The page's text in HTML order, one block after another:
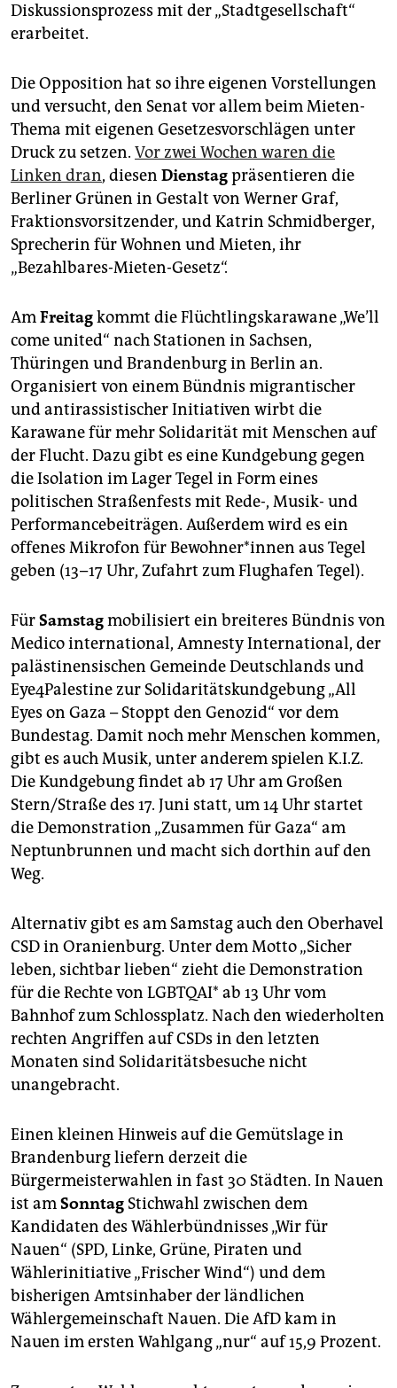
Diskussionsprozess mit der „Stadtgesellschaft“
erarbeitet.
Die Opposition hat so ihre eigenen Vorstellungen
und versucht, den Senat vor allem beim Mieten-
Thema mit eigenen Gesetzesvorschlägen unter
Druck zu setzen. Vor zwei Wochen waren die
Linken dran, diesen Dienstagpräsentieren die
Berliner Grünen in Gestalt von Werner Graf,
Fraktionsvorsitzender, und Katrin Schmidberger,
Sprecherin für Wohnen und Mieten, ihr
„Bezahlbares-Mieten-Gesetz“.
AmFreitagkommt die Flüchtlingskarawane „We’ll
come united“ nach Stationen in Sachsen,
Thüringen und Brandenburg in Berlin an.
Organisiert von einem Bündnis migrantischer
und antirassistischer Initiativen wirbt die
Karawane für mehr Solidarität mit Menschen auf
der Flucht. Dazu gibt es eine Kundgebung gegen
die Isolation im Lager Tegel in Form eines
politischen Straßenfests mit Rede-, Musik- und
Performancebeiträgen. Außerdem wird es ein
offenes Mikrofon für Be­woh­ne­r*in­nen aus Tegel
geben (13–17 Uhr, Zufahrt zum Flughafen Tegel).
FürSamstagmobilisiert ein breiteres Bündnis von
Medico international, Amnesty International, der
palästinensischen Gemeinde Deutschlands und
Eye4Palestine zur Solidaritätskundgebung „All
Eyes on Gaza – Stoppt den Genozid“ vor dem
Bundestag. Damit noch mehr Menschen kommen,
gibt es auch Musik, unter anderem spielen K.I.Z.
Die Kundgebung findet ab 17 Uhr am Großen
Stern/Straße des 17. Juni statt, um 14 Uhr startet
die Demonstration „Zusammen für Gaza“ am
Neptunbrunnen und macht sich dorthin auf den
Weg.
Alternativ gibt es am Samstag auch den Oberhavel
CSD in Oranienburg. Unter dem Motto „Sicher
leben, sichtbar lieben“ zieht die Demonstration
für die Rechte von LGBTQAI* ab 13 Uhr vom
Bahnhof zum Schlossplatz. Nach den wiederholten
rechten Angriffen auf CSDs in den letzten
Monaten sind Solidaritätsbesuche nicht
unangebracht.
Einen kleinen Hinweis auf die Gemütslage in
Brandenburg liefern derzeit die
Bürgermeisterwahlen in fast 30 Städten. In Nauen
ist amSonntag Stichwahl zwischen dem
Kandidaten des Wählerbündnisses „Wir für
Nauen“ (SPD, Linke, Grüne, Piraten und
Wählerinitiative „Frischer Wind“) und dem
bisherigen Amtsinhaber der ländlichen
Wählergemeinschaft Nauen. Die AfD kam in
Nauen im ersten Wahlgang „nur“ auf 15,9 Prozent.